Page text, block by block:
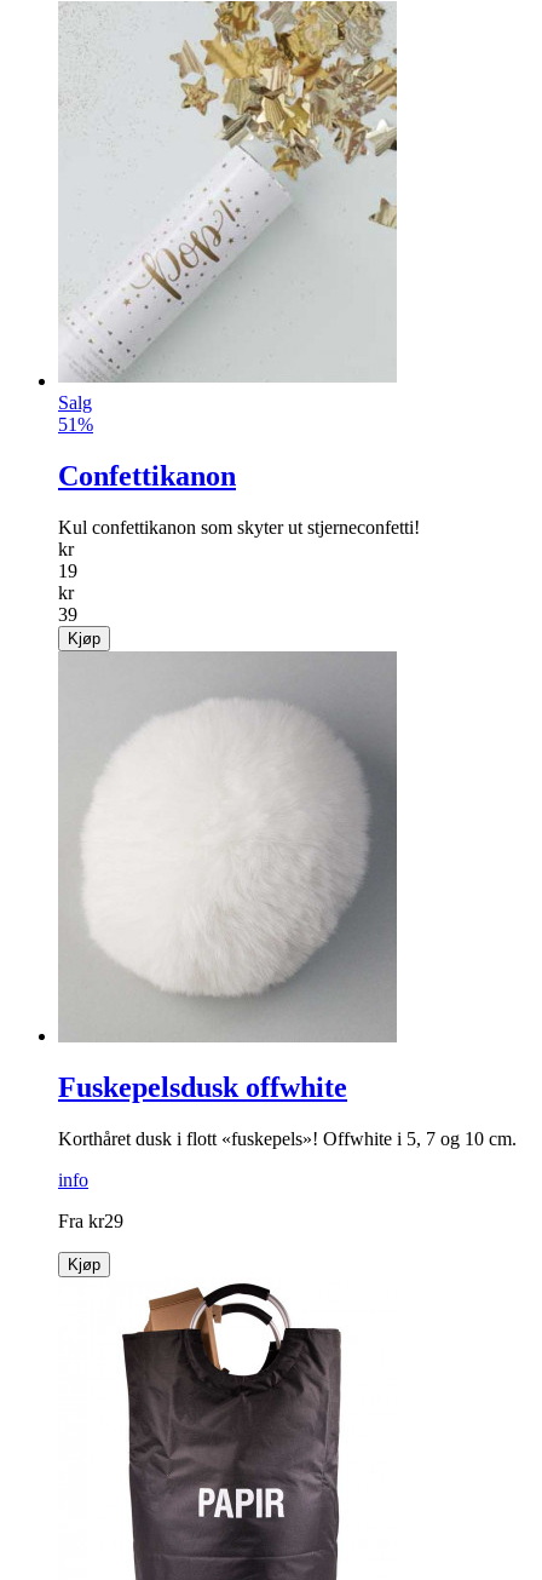
Salg
51%
Confettikanon
Kul confetti­kanon som skyter ut stjerne­confetti!
kr
19
kr
39
Kjøp
Fuskepelsdusk offwhite
Korthåret dusk i flott «fuskepels»! Offwhite i 5, 7 og 10 cm.
info
Fra kr29
Kjøp